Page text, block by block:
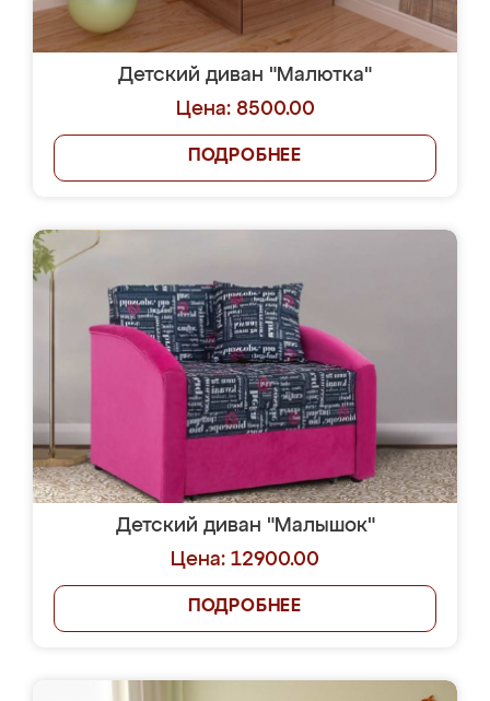
Детский диван "Малютка"
Цена: 8500.00
ПОДРОБНЕЕ
Детский диван "Малышок"
Цена: 12900.00
ПОДРОБНЕЕ